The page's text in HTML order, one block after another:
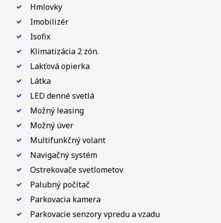
Hmlovky
Imobilizér
Isofix
Klimatizácia 2 zón.
Lakťová opierka
Látka
LED denné svetlá
Možný leasing
Možný úver
Multifunkčný volant
Navigačný systém
Ostrekovače svetlometov
Palubný počítač
Parkovacia kamera
Parkovacie senzory vpredu a vzadu